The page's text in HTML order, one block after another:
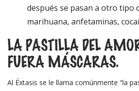
después se pasan a otro tipo
marihuana, anfetaminas,
LA PASTILLA DEL
FUERA MÁSCARAS.
Al Éxtasis se le llama comúnmente “la